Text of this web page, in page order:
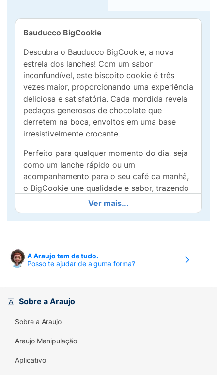
Bauducco BigCookie
Descubra o Bauducco BigCookie, a nova
estrela dos lanches! Com um sabor
inconfundível, este biscoito cookie é três
vezes maior, proporcionando uma experiência
deliciosa e satisfatória. Cada mordida revela
pedaços generosos de chocolate que
derretem na boca, envoltos em uma base
irresistivelmente crocante.
Perfeito para qualquer momento do dia, seja
como um lanche rápido ou um
acompanhamento para o seu café da manhã,
o BigCookie une qualidade e sabor, trazendo
a tradição de excelência da Bauducco para a
sua mesa. Ideal para compartilhar (ou não!) e
perfeito para deixar o seu dia mais doce.
Ver mais...
A Araujo tem de tudo.
Posso te ajudar de alguma forma?
Sobre a Araujo
Sobre a Araujo
Araujo Manipulação
Aplicativo